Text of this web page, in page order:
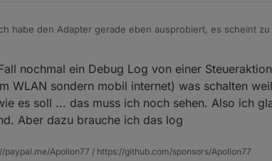
habe den Adapter gerade eben ausprobiert, es scheint zu
nochmal ein Debug Log von einer
WLAN sondern mobil internet) was schalten
es soll ... das muss ich noch sehen. Also ich
Aber dazu brauche ich das log
Apollon77 / https://github.com/sponsors/Apollon77